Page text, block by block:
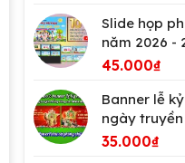
Slide họp
năm 2026 -
45.000₫
Banner lễ
ngày
Nhân dân
35.000₫